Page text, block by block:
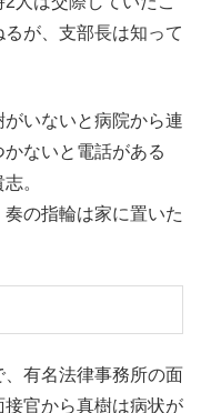
が、支部長は知って
いないと病院から連
ないと電話がある
。
の指輪は家に置いた
有名法律事務所の面
官から真樹は病状が